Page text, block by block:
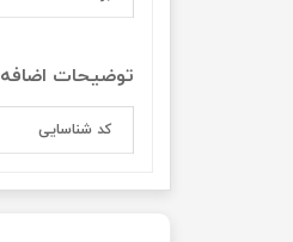
توضیحات اضافه
کد شناسایی